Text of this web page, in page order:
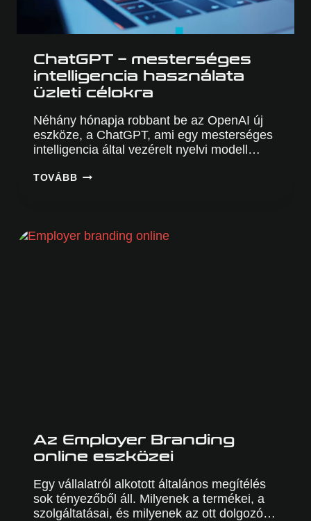
ChatGPT – mesterséges
intelligencia használata
üzleti célokra
Néhány hónapja robbant be az OpenAI új
eszköze, a ChatGPT, ami egy mesterséges
intelligencia által vezérelt nyelvi modell…
TOVÁBB CHATGPT
ÜZLETI
CÉLOKRA
Az Employer Branding
online eszközei
Egy vállalatról alkotott általános megítélés
sok tényezőből áll. Milyenek a termékei, a
szolgáltatásai, és milyenek az ott dolgozó…